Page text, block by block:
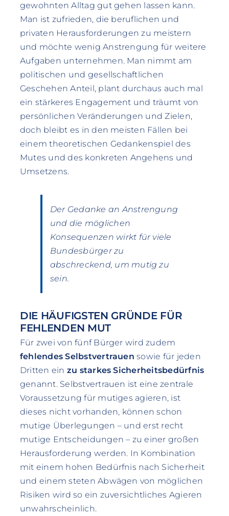
gewohnten Alltag gut gehen lassen kann.
Man ist zufrieden, die beruflichen und
privaten Herausforderungen zu meistern
und möchte wenig Anstrengung für weitere
Aufgaben unternehmen. Man nimmt am
politischen und gesellschaftlichen
Geschehen Anteil, plant durchaus auch mal
ein stärkeres Engagement und träumt von
persönlichen Veränderungen und Zielen,
doch bleibt es in den meisten Fällen bei
einem theoretischen Gedankenspiel des
Mutes und des konkreten Angehens und
Umsetzens.
Der Gedanke an Anstrengung
und die möglichen
Konsequenzen wirkt für viele
Bundesbürger zu
abschreckend, um mutig zu
sein.
DIE HÄUFIGSTEN GRÜNDE FÜR
FEHLENDEN MUT
Für zwei von fünf Bürger wird zudem
fehlendes Selbstvertrauen sowie für jeden
Dritten ein zu starkes Sicherheitsbedürfnis
genannt. Selbstvertrauen ist eine zentrale
Voraussetzung für mutiges agieren, ist
dieses nicht vorhanden, können schon
mutige Überlegungen – und erst recht
mutige Entscheidungen – zu einer großen
Herausforderung werden. In Kombination
mit einem hohen Bedürfnis nach Sicherheit
und einem steten Abwägen von möglichen
Risiken wird so ein zuversichtliches Agieren
unwahrscheinlich.